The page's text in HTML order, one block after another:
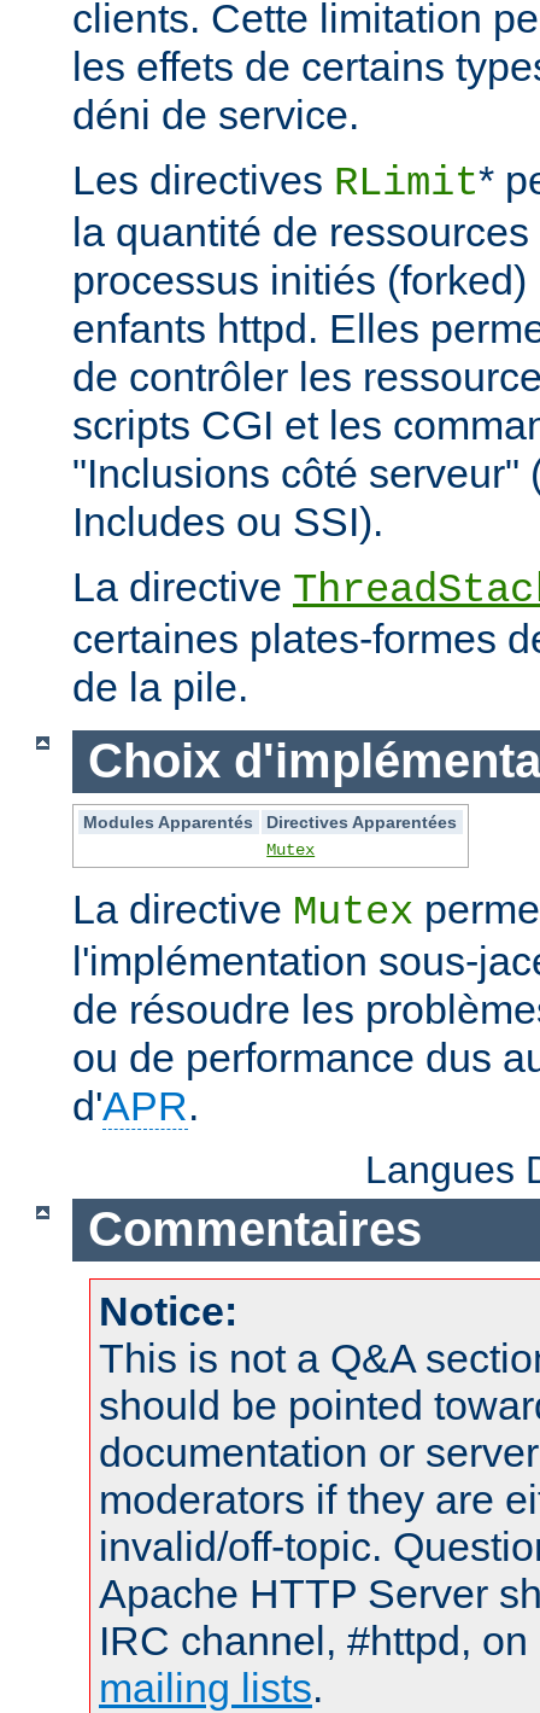
clients. Cette limitation
les effets de certains
déni de service.
Les directives RLimit*
la quantité de
processus initiés
enfants httpd. Elles
de contrôler les
scripts CGI et les
"Inclusions côté serveur"
Includes ou SSI).
La directive
certaines plates-formes
de la pile.
Choix
Modules Apparentés
Directives Apparentées
Mutex
La directive Mutex
l'implémentation sous-
de résoudre les
ou de performance dus
d'APR.
Langues
Commentaires
Notice:
This is not a Q&A
should be pointed
documentation or
moderators if they are
invalid/off-topic.
Apache HTTP Server
IRC channel, #httpd,
mailing lists.